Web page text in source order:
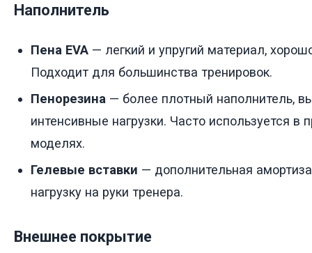
Наполнитель
Пена EVA — легкий и упругий материал,
Подходит для большинства тренировок.
Пенорезина — более плотный наполнитель,
интенсивные нагрузки. Часто используется в
моделях.
Гелевые вставки — дополнительная
нагрузку на руки тренера.
Внешнее покрытие